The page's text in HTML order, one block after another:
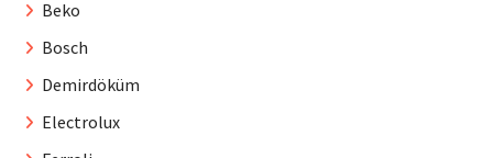
Beko
Bosch
Demirdöküm
Electrolux